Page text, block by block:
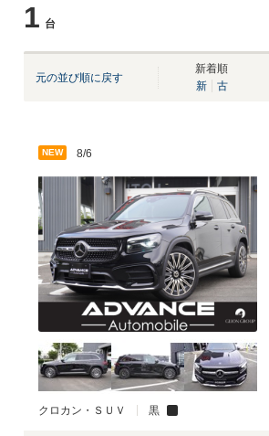
1 台
元の並び順に戻す
新着順
新
古
NEW 8/6
クロカン・ＳＵＶ 黒